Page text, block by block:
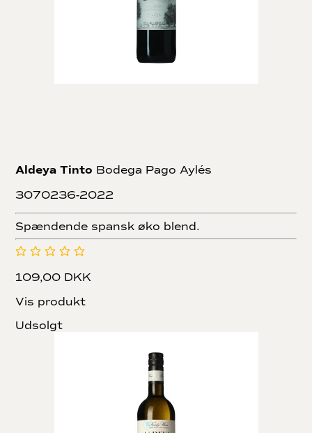
Aldeya Tinto Bodega Pago Aylés
3070236-2022
Spændende spansk øko blend.
109,00 DKK
Vis produkt
Udsolgt